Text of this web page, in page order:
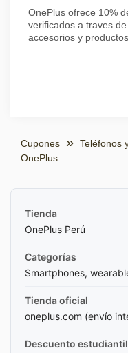
OnePlus ofrece 10%
verificados a traves
accesorios y
Cupones Teléfonos
OnePlus
Tienda
OnePlus Perú
Categorías
Smartphones,
Tienda oficial
oneplus.com (envío
Descuento estudiantil